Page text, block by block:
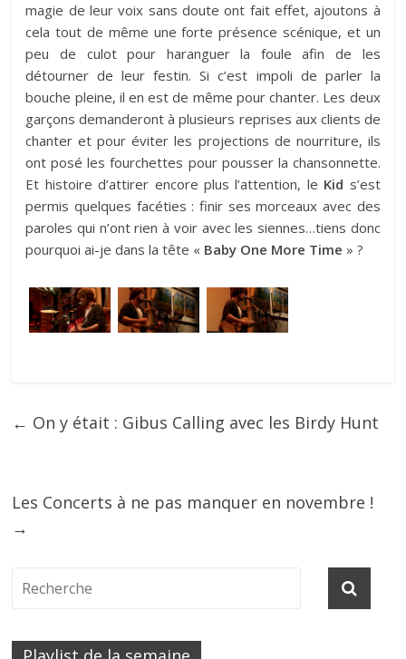
magie de leur voix sans doute ont fait effet, ajoutons à
cela tout de même une forte présence scénique, et un
peu de culot pour haranguer la foule afin de les
détourner de leur festin. Si c’est impoli de parler la
bouche pleine, il en est de même pour chanter. Les deux
garçons demanderont à plusieurs reprises aux clients de
chanter et pour éviter les projections de nourriture, ils
ont posé les fourchettes pour pousser la chansonnette.
Et histoire d’attirer encore plus l’attention, le Kid s’est
permis quelques facéties : finir ses morceaux avec des
paroles qui n’ont rien à voir avec les siennes…tiens donc
pourquoi ai-je dans la tête « Baby One More Time » ?
← On y était : Gibus Calling avec les Birdy Hunt
Les Concerts à ne pas manquer en novembre !
→